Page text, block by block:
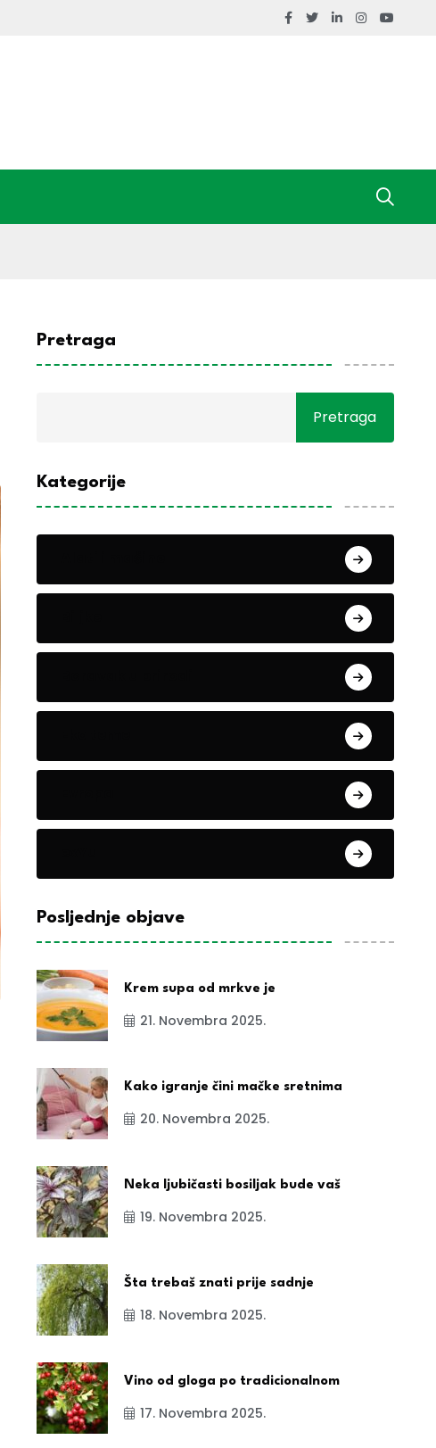
Pretraga
Pretraga
Kategorije
Posljednje objave
Krem supa od mrkve je
21. Novembra 2025.
Kako igranje čini mačke sretnima
20. Novembra 2025.
Neka ljubičasti bosiljak bude vaš
19. Novembra 2025.
Šta trebaš znati prije sadnje
18. Novembra 2025.
Vino od gloga po tradicionalnom
17. Novembra 2025.